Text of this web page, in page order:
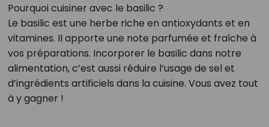
Pourquoi cuisiner avec le basilic ?
Le basilic est une herbe riche en antioxydants et en
vitamines. Il apporte une note parfumée et fraîche à
vos préparations. Incorporer le basilic dans notre
alimentation, c’est aussi réduire l’usage de sel et
d’ingrédients artificiels dans la cuisine. Vous avez tout
à y gagner !